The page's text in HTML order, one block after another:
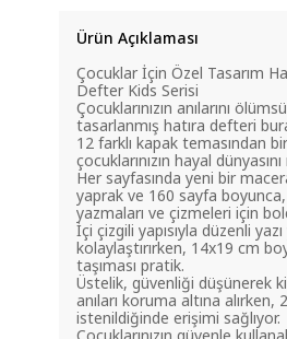
Ürün Açıklaması
Çocuklar İçin Özel Tasarım
Defter Kids Serisi
Çocuklarınızın anılarını
tasarlanmış hatıra defteri
12 farklı kapak temasından
çocuklarınızın hayal
Her sayfasında yeni bir
yaprak ve 160 sayfa boyunca,
yazmaları ve çizmeleri için
İçi çizgili yapısıyla düzenli yazı
kolaylaştırırken, 14x19 cm
taşıması pratik.
Üstelik, güvenliği düşünerek
anıları koruma altına
istenildiğinde erişimi sağlıyor.